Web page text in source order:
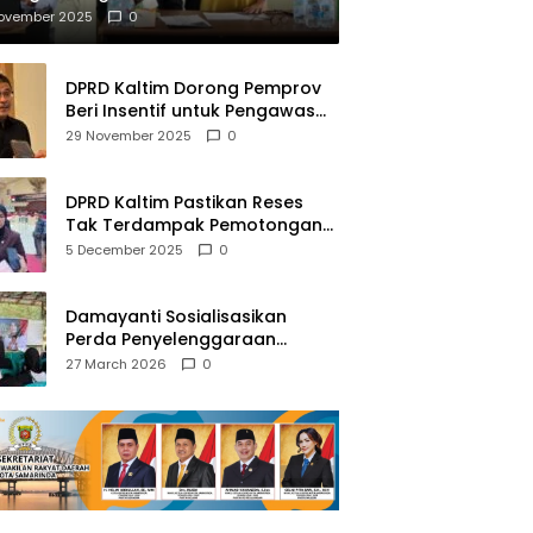
NAPZA
2025 0
DPRD Kaltim Dorong Pemprov
Beri Insentif untuk Pengawas
Madrasah dan Pendidikan
29 November 2025 0
DPRD Kaltim Pastikan Reses
Tak Terdampak Pemotongan
Transfer Dana Pusat
5 December 2025 0
Damayanti Sosialisasikan
Perda Penyelenggaraan
Pendidikan Pancasila dan
27 March 2026 0